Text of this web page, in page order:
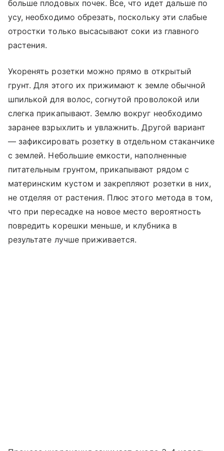
больше плодовых почек. Все, что идет дальше по
усу, необходимо обрезать, поскольку эти слабые
отростки только высасывают соки из главного
растения.
Укоренять розетки можно прямо в открытый
грунт. Для этого их прижимают к земле обычной
шпилькой для волос, согнутой проволокой или
слегка прикапывают. Землю вокруг необходимо
заранее взрыхлить и увлажнить. Другой вариант
— зафиксировать розетку в отдельном стаканчике
с землей. Небольшие емкости, наполненные
питательным грунтом, прикапывают рядом с
материнским кустом и закрепляют розетки в них,
не отделяя от растения. Плюс этого метода в том,
что при пересадке на новое место вероятность
повредить корешки меньше, и клубника в
результате лучше приживается.